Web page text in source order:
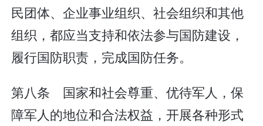
民团体、企业事业组织、社会组织和其他
组织，都应当支持和依法参与国防建设，
履行国防职责，完成国防任务。
第八条 国家和社会尊重、优待军人，保
障军人的地位和合法权益，开展各种形式